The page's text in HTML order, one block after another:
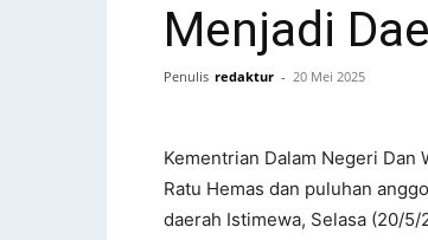
Menjadi
Penulis redaktur - 20 Mei 2025
Kementrian Dalam Negeri Dan
Ratu Hemas dan puluhan
daerah Istimewa, Selasa (20/5/